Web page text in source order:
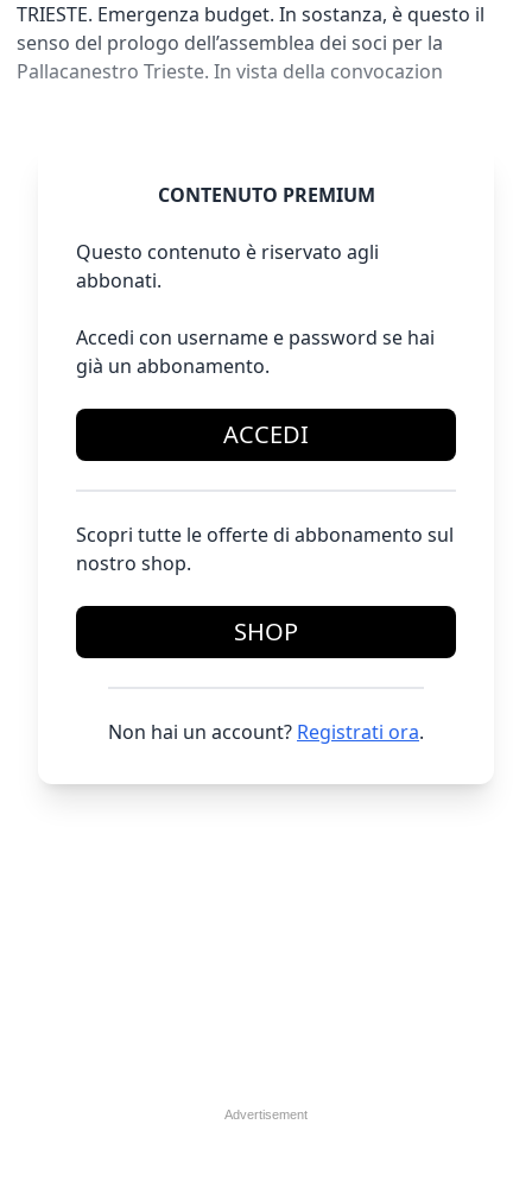
TRIESTE. Emergenza budget. In sostanza, è questo il
senso del prologo dell’assemblea dei soci per la
Pallacanestro Trieste. In vista della convocazion
CONTENUTO PREMIUM
Questo contenuto è riservato agli
abbonati.
Accedi con username e password se hai
già un abbonamento.
ACCEDI
Scopri tutte le offerte di abbonamento sul
nostro shop.
SHOP
Non hai un account? Registrati ora.